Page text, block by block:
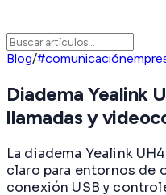
Blog/
Diadema Yealink
llamadas y
La diadema Yealink
claro para entornos de
conexión USB y